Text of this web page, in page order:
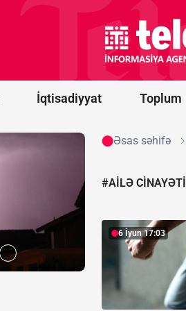
İqtisadiyyat Toplum
idxalına
15 faizlik
gömrük
rüsumu
tətbiq
Əsas səhifə
#AILƏ CINAYƏTI
6 İyun 17:03